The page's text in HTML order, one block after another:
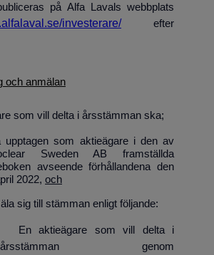
på Alfa Lavals webbplats
investerare/ efter
och anmälan
som vill delta i årsstämman ska;
upptagen som aktieägare i den av
Sweden AB framställda
avseende förhållandena den
2022, och
sig till stämman enligt följande:
aktieägare som vill delta i
årsstämman genom